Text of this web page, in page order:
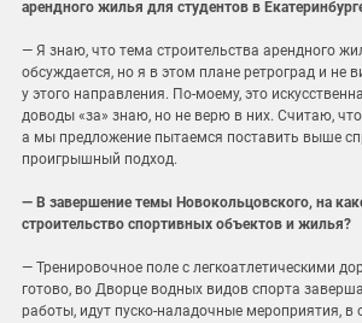
арендного жилья для студентов в
— Я знаю, что тема строительства арендного
обсуждается, но я в этом плане ретроград и не
у этого направления. По-моему, это
доводы «за» знаю, но не верю в них. Считаю, что
а мы предложение пытаемся поставить выше
проигрышный подход.
— В завершение темы Новокольцовского, на
строительство спортивных объектов и жилья?
— Тренировочное поле с легкоатлетическими
готово, во Дворце водных видов спорта
работы, идут пуско-наладочные мероприятия, в